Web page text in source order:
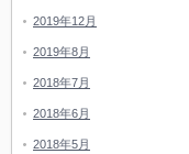
2019年12月
2019年8月
2018年7月
2018年6月
2018年5月